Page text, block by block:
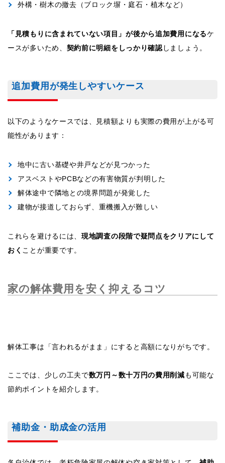
外構・樹木の撤去（ブロック塀・庭石・植木など）
「見積もりに含まれていない項目」が後から追加費用になるケ
ースが多いため、 契約前に明細をしっかり確認 しましょう。
追加費用が発生しやすいケース
以下のようなケースでは、見積額よりも実際の費用が上がる可
能性があります：
地中に古い基礎や井戸などが見つかった
アスベストやPCBなどの有害物質が判明した
解体途中で隣地との境界問題が発覚した
建物が接道しておらず、重機搬入が難しい
これらを避けるには、 現地調査の段階で疑問点をクリアにして
おく ことが重要です。
家の解体費用を安く抑えるコツ
解体工事は「言われるがまま」にすると高額になりがちです。
ここでは、少しの工夫で数万円～数十万円の費用削減も可能な
節約ポイントを紹介します。
補助金・助成金の活用